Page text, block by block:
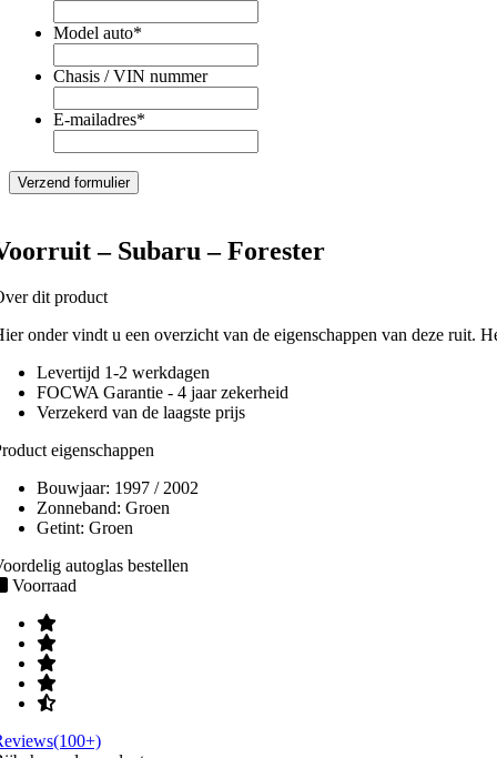
Model auto*
Chasis / VIN nummer
E-mailadres*
– Subaru – Forester
dit product
onder vindt u een overzicht van de eigenschappen van deze ruit.
Levertijd 1-2 werkdagen
FOCWA Garantie - 4 jaar zekerheid
Verzekerd van de laagste prijs
eigenschappen
Bouwjaar: 1997 / 2002
Zonneband: Groen
Getint: Groen
autoglas bestellen
Voorraad